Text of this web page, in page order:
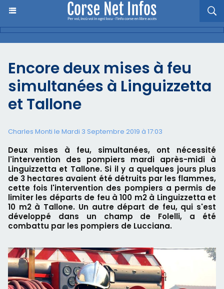
Encore deux mises à feu
simultanées à Linguizzetta
et Tallone
Charles Monti le Mardi 3 Septembre 2019 à 17:03
Deux mises à feu, simultanées, ont nécessité
l'intervention des pompiers mardi après-midi à
Linguizzetta et Tallone. Si il y a quelques jours plus
de 3 hectares avaient été détruits par les flammes,
cette fois l'intervention des pompiers a permis de
limiter les départs de feu à 100 m2 à Linguizzetta et
10 m2 à Tallone. Un autre départ de feu, qui s'est
développé dans un champ de Folelli, a été
combattu par les pompiers de Lucciana.